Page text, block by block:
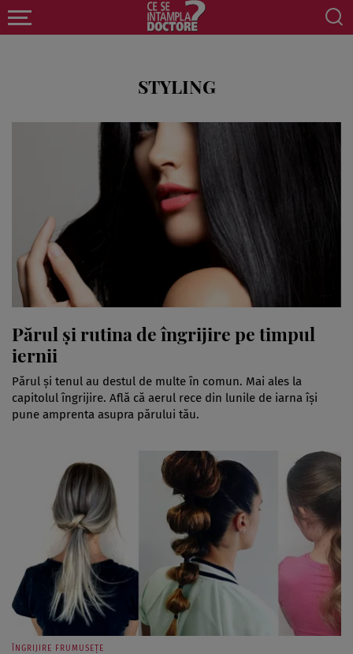
STYLING
Părul și rutina de îngrijire pe timpul
iernii
Părul și tenul au destul de multe în comun. Mai ales la
capitolul îngrijire. Află că aerul rece din lunile de iarna își
pune amprenta asupra părului tău.
ÎNGRIJIRE FRUMUSEȚE